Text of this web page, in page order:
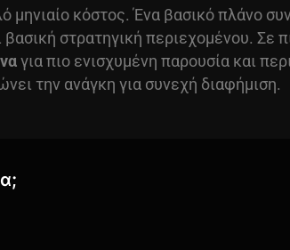
μηνιαίο κόστος. Ένα βασικό πλάνο
στρατηγική περιεχομένου. Σε
για πιο ενισχυμένη παρουσία και
την ανάγκη για συνεχή διαφήμιση.